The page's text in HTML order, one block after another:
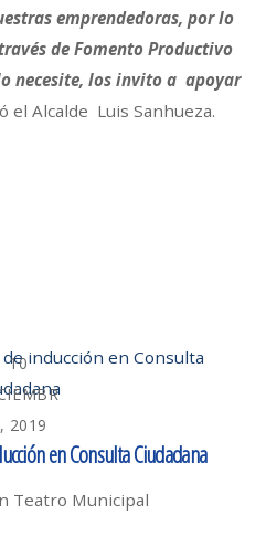
emprendedoras, por lo
de Fomento Productivo
necesite, los invito a apoyar
el Alcalde Luis Sanhueza.
10
2019
en Consulta Ciudadana
Teatro Municipal